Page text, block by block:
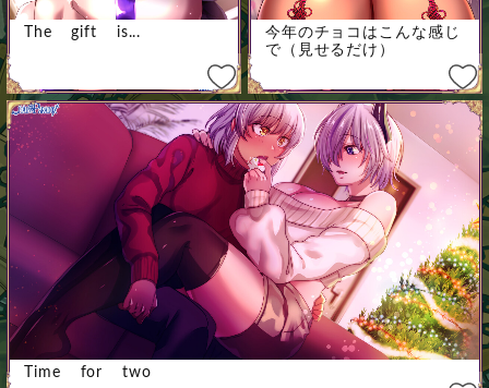
The gift is...
今年のチョコはこんな感じ
で（見せるだけ）
Time for two